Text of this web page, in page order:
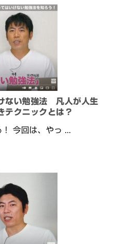
ない勉強法 凡人が人生
テクニックとは？
今回は、やっ ...